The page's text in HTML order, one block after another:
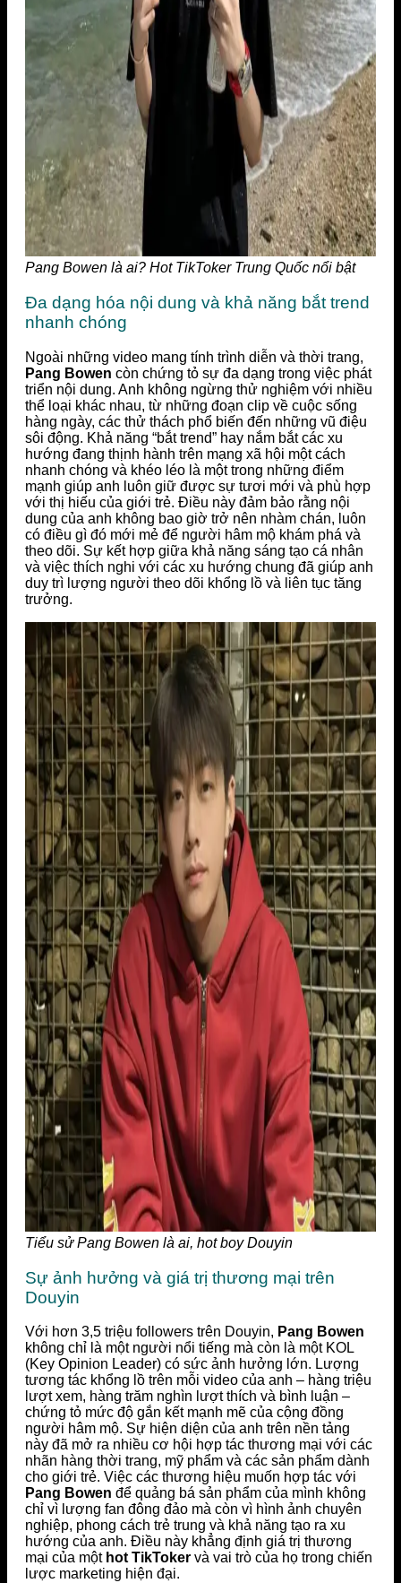
Pang Bowen là ai? Hot TikToker Trung Quốc nổi bật
Đa dạng hóa nội dung và khả năng bắt trend
nhanh chóng
Ngoài những video mang tính trình diễn và thời trang,
Pang Bowen còn chứng tỏ sự đa dạng trong việc phát
triển nội dung. Anh không ngừng thử nghiệm với nhiều
thể loại khác nhau, từ những đoạn clip về cuộc sống
hàng ngày, các thử thách phổ biến đến những vũ điệu
sôi động. Khả năng “bắt trend” hay nắm bắt các xu
hướng đang thịnh hành trên mạng xã hội một cách
nhanh chóng và khéo léo là một trong những điểm
mạnh giúp anh luôn giữ được sự tươi mới và phù hợp
với thị hiếu của giới trẻ. Điều này đảm bảo rằng nội
dung của anh không bao giờ trở nên nhàm chán, luôn
có điều gì đó mới mẻ để người hâm mộ khám phá và
theo dõi. Sự kết hợp giữa khả năng sáng tạo cá nhân
và việc thích nghi với các xu hướng chung đã giúp anh
duy trì lượng người theo dõi khổng lồ và liên tục tăng
trưởng.
Tiểu sử Pang Bowen là ai, hot boy Douyin
Sự ảnh hưởng và giá trị thương mại trên
Douyin
Với hơn 3,5 triệu followers trên Douyin, Pang Bowen
không chỉ là một người nổi tiếng mà còn là một KOL
(Key Opinion Leader) có sức ảnh hưởng lớn. Lượng
tương tác khổng lồ trên mỗi video của anh – hàng triệu
lượt xem, hàng trăm nghìn lượt thích và bình luận –
chứng tỏ mức độ gắn kết mạnh mẽ của cộng đồng
người hâm mộ. Sự hiện diện của anh trên nền tảng
này đã mở ra nhiều cơ hội hợp tác thương mại với các
nhãn hàng thời trang, mỹ phẩm và các sản phẩm dành
cho giới trẻ. Việc các thương hiệu muốn hợp tác với
Pang Bowen để quảng bá sản phẩm của mình không
chỉ vì lượng fan đông đảo mà còn vì hình ảnh chuyên
nghiệp, phong cách trẻ trung và khả năng tạo ra xu
hướng của anh. Điều này khẳng định giá trị thương
mại của một hot TikToker và vai trò của họ trong chiến
lược marketing hiện đại.